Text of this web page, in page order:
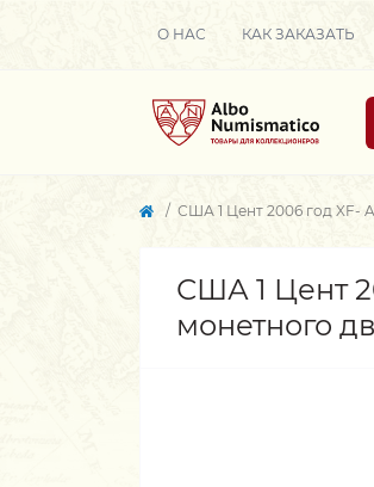
О НАС КАК ЗАКАЗАТЬ
США 1 Цент 2006 год XF-
США 1 Цент
монетного